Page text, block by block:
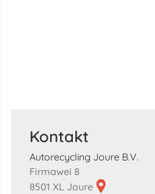
Kontakt
Autorecycling Joure B.V.
Firmawei 8
8501 XL Joure